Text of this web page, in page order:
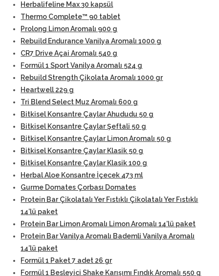
Herbalifeline Max 30 kapsül
Thermo Complete™ 90 tablet
Prolong Limon Aromalı 900 g
Rebuild Endurance Vanilya Aromalı 1000 g
CR7 Drive Açai Aromalı 540 g
Formül 1 Sport Vanilya Aromalı 524 g
Rebuild Strength Çikolata Aromalı 1000 gr
Heartwell 229 g
Tri Blend Select Muz Aromalı 600 g
Bitkisel Konsantre Çaylar Ahududu 50 g
Bitkisel Konsantre Çaylar Şeftali 50 g
Bitkisel Konsantre Çaylar Limon Aromalı 50 g
Bitkisel Konsantre Çaylar Klasik 50 g
Bitkisel Konsantre Çaylar Klasik 100 g
Herbal Aloe Konsantre İçecek 473 ml
Gurme Domates Çorbası Domates
Protein Bar Çikolatalı Yer Fıstıklı Çikolatalı Yer Fıstıklı
14’lü paket
Protein Bar Limon Aromalı Limon Aromalı 14’lü paket
Protein Bar Vanilya Aromalı Bademli Vanilya Aromalı
14’lü paket
Formül 1 Paket 7 adet 26 gr
Formül 1 Besleyici Shake Karışımı Fındık Aromalı 550 g